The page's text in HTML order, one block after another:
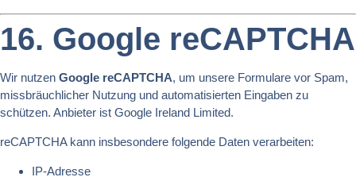
16. Google reCAPTCHA
Wir nutzen Google reCAPTCHA, um unsere Formulare vor Spam,
missbräuchlicher Nutzung und automatisierten Eingaben zu
schützen. Anbieter ist Google Ireland Limited.
reCAPTCHA kann insbesondere folgende Daten verarbeiten:
IP-Adresse